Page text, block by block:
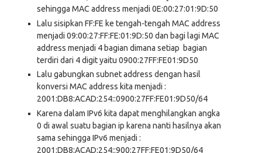
sehingga MAC address menjadi 0E:00:27:01:9D:50
Lalu sisipkan FF:FE ke tengah-tengah MAC address
menjadi 09:00:27:FF:FE:01:9D:50 dan bagi lagi MAC
address menjadi 4 bagian dimana setiap bagian
terdiri dari 4 digit yaitu 0900:27FF:FE01:9D50
Lalu gabungkan subnet address dengan hasil
konversi MAC address kita menjadi :
2001:DB8:ACAD:254::0900:27FF:FE01:9D50/64
Karena dalam IPv6 kita dapat menghilangkan angka
0 di awal suatu bagian ip karena nanti hasilnya akan
sama sehingga IPv6 menjadi :
2001:DB8:ACAD:254::900:27FF:FE01:9D50/64